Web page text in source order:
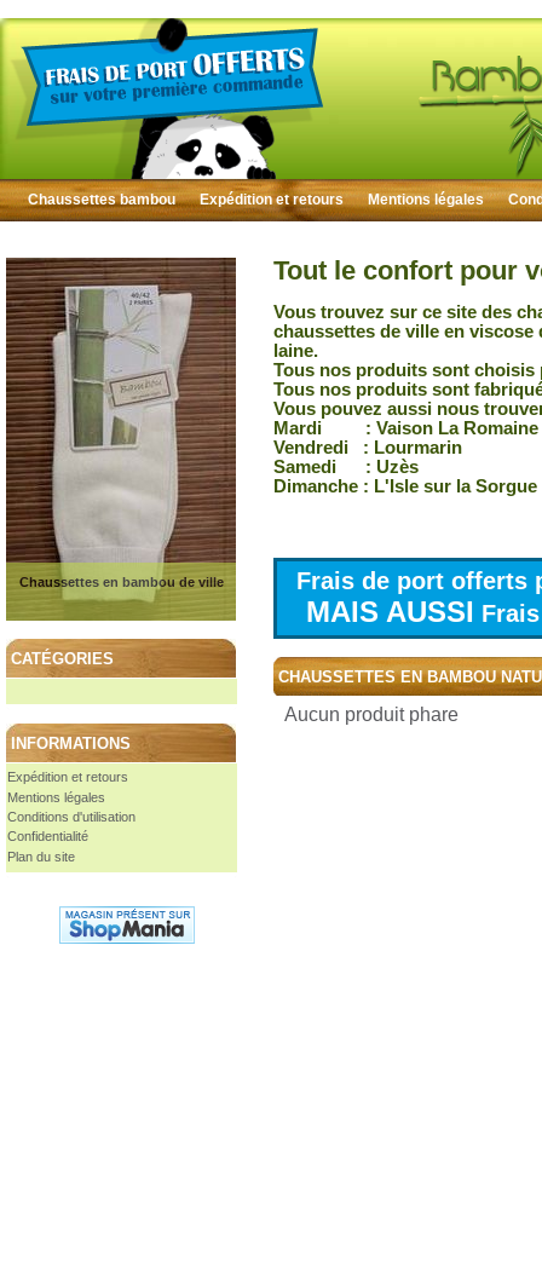
Chaussettes bambou Expédition et retours Mentions légales
Chaussettes en bambou de ville
CATÉGORIES
INFORMATIONS
Expédition et retours
Mentions légales
Conditions d'utilisation
Confidentialité
Plan du site
Tout le confort pour
Vous trouvez sur ce site des
chaussettes de ville en
laine.
Tous nos produits sont choisis
Tous nos produits sont
Vous pouvez aussi nous
Mardi : Vaison La Romaine
Vendredi : Lourmarin
Samedi : Uzès
Dimanche : L'Isle sur la Sorgue
Frais de port offerts
MAIS AUSSI
CHAUSSETTES EN BAMBOU
Aucun produit phare